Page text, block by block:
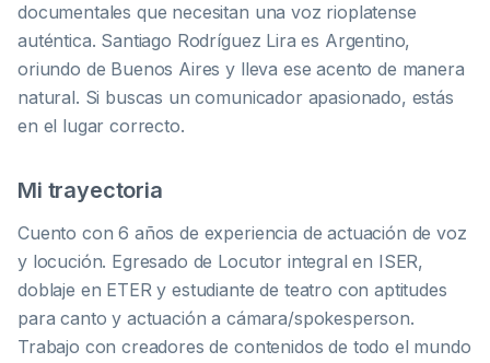
documentales que necesitan una voz rioplatense
auténtica. Santiago Rodríguez Lira es Argentino,
oriundo de Buenos Aires y lleva ese acento de manera
natural. Si buscas un comunicador apasionado, estás
en el lugar correcto.
Mi trayectoria
Cuento con 6 años de experiencia de actuación de voz
y locución. Egresado de Locutor integral en ISER,
doblaje en ETER y estudiante de teatro con aptitudes
para canto y actuación a cámara/spokesperson.
Trabajo con creadores de contenidos de todo el mundo